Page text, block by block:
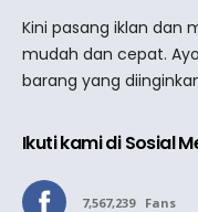
Kini pasang iklan dan
mudah dan cepat.
barang yang
Ikuti kami di Sosial
7,567,239 Fans